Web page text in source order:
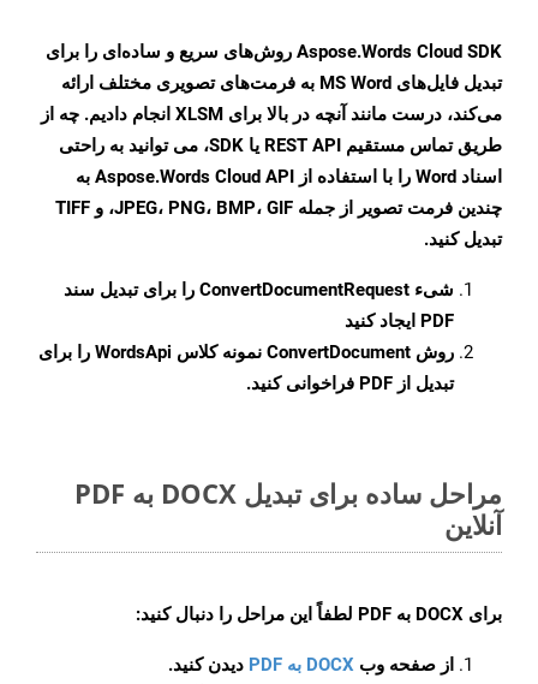
Aspose.Words Cloud SDK روش‌های سریع و ساده‌ای را برای
تبدیل فایل‌های MS Word به فرمت‌های تصویری مختلف ارائه
می‌کند، درست مانند آنچه در بالا برای XLSM انجام دادیم. چه از
طریق تماس مستقیم REST API یا SDK، می توانید به راحتی
اسناد Word را با استفاده از Aspose.Words Cloud API به
چندین فرمت تصویر از جمله JPEG، PNG، BMP، GIF، و TIFF
تبدیل کنید.
شیء ConvertDocumentRequest را برای تبدیل سند
PDF ایجاد کنید
روش ConvertDocument
نمونه کلاس WordsApi را برای
تبدیل از PDF فراخوانی کنید.
مراحل ساده برای تبدیل DOCX به PDF
آنلاین
برای DOCX به PDF لطفاً این مراحل را دنبال کنید:
از صفحه وب DOCX به PDF
دیدن کنید.